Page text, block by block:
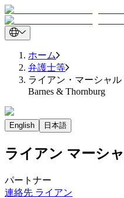
ホーム
弁護士等
ライアン・マーシャ
Barnes & Thornburg
English 日本語
ライアン マーシ
パートナー
連絡先 ライアン